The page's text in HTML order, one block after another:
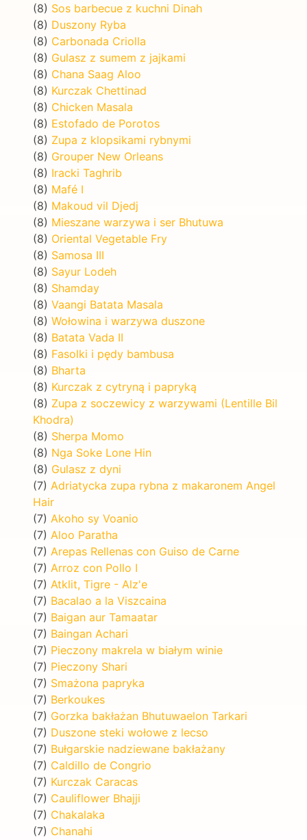
(8) Sos barbecue z kuchni Dinah
(8) Duszony Ryba
(8) Carbonada Criolla
(8) Gulasz z sumem z jajkami
(8) Chana Saag Aloo
(8) Kurczak Chettinad
(8) Chicken Masala
(8) Estofado de Porotos
(8) Zupa z klopsikami rybnymi
(8) Grouper New Orleans
(8) Iracki Taghrib
(8) Mafé I
(8) Makoud vil Djedj
(8) Mieszane warzywa i ser Bhutuwa
(8) Oriental Vegetable Fry
(8) Samosa III
(8) Sayur Lodeh
(8) Shamday
(8) Vaangi Batata Masala
(8) Wołowina i warzywa duszone
(8) Batata Vada II
(8) Fasolki i pędy bambusa
(8) Bharta
(8) Kurczak z cytryną i papryką
(8) Zupa z soczewicy z warzywami (Lentille Bil
Khodra)
(8) Sherpa Momo
(8) Nga Soke Lone Hin
(8) Gulasz z dyni
(7) Adriatycka zupa rybna z makaronem Angel
Hair
(7) Akoho sy Voanio
(7) Aloo Paratha
(7) Arepas Rellenas con Guiso de Carne
(7) Arroz con Pollo I
(7) Atklit, Tigre - Alz'e
(7) Bacalao a la Viszcaina
(7) Baigan aur Tamaatar
(7) Baingan Achari
(7) Pieczony makrela w białym winie
(7) Pieczony Shari
(7) Smażona papryka
(7) Berkoukes
(7) Gorzka bakłażan Bhutuwaelon Tarkari
(7) Duszone steki wołowe z lecso
(7) Bułgarskie nadziewane bakłażany
(7) Caldillo de Congrio
(7) Kurczak Caracas
(7) Cauliflower Bhajji
(7) Chakalaka
(7) Chanahi